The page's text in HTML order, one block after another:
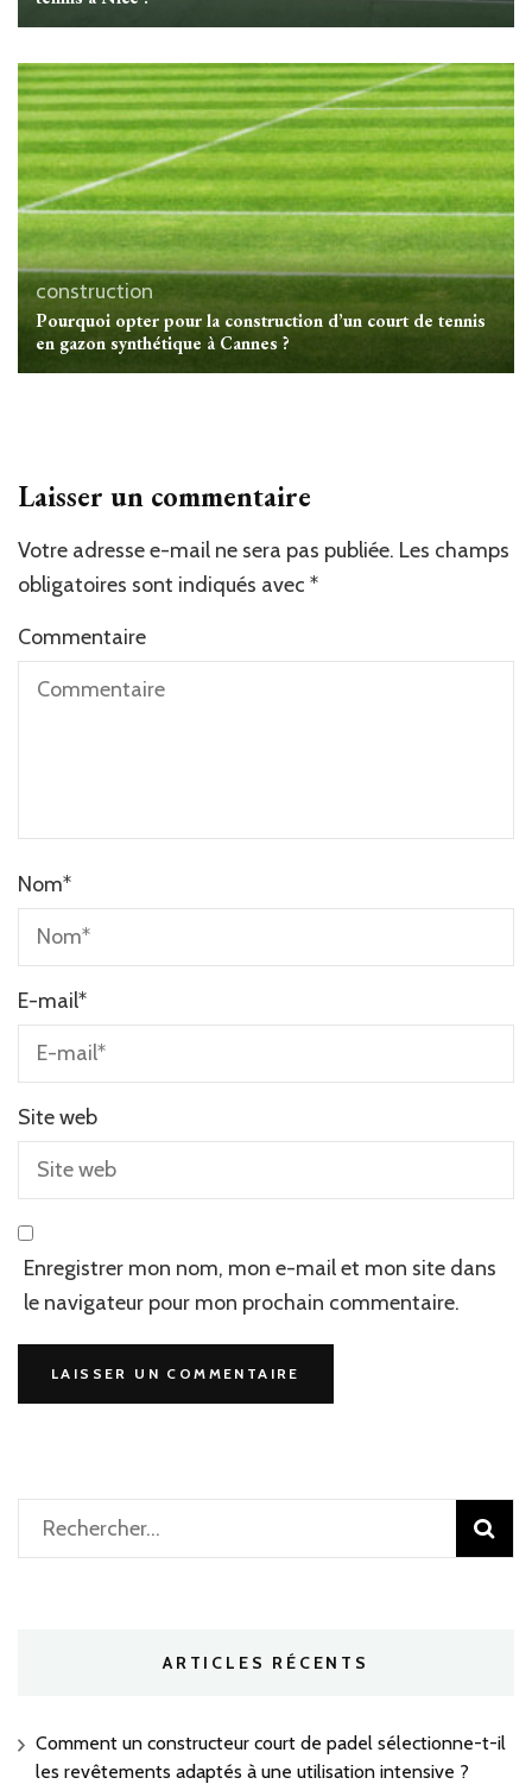
construction
Pourquoi opter pour la construction d’un court de tennis
en gazon synthétique à Cannes ?
Laisser un commentaire
Votre adresse e-mail ne sera pas publiée. Les champs
obligatoires sont indiqués avec *
Commentaire
Nom*
E-mail*
Site web
Enregistrer mon nom, mon e-mail et mon site dans
le navigateur pour mon prochain commentaire.
Alternative:
Rechercher :
ARTICLES RÉCENTS
Comment un constructeur court de padel sélectionne-t-il
les revêtements adaptés à une utilisation intensive ?